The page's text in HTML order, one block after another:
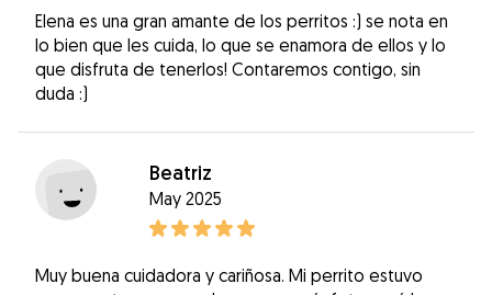
Elena es una gran amante de los perritos :) se nota en
lo bien que les cuida, lo que se enamora de ellos y lo
que disfruta de tenerlos! Contaremos contigo, sin
duda :)
Beatriz
May 2025
Muy buena cuidadora y cariñosa. Mi perrito estuvo